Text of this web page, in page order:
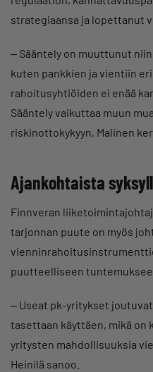
strategiaansa ja lopettanut
‒ Sääntely on muuttunut
kuten pankkien ja vientiin
rahoitusyhtiöiden ei enää
Sääntely vaikuttaa muun
riskinottokykyyn, Malinen
Ajankohtaista
Finnveran
tarjonnan puute on myös
puutteelliseen
‒ Useat pk-yritykset
tasettaan käyttäen, mikä on
yritysten mahdollisuuksia
Heinilä sanoo.